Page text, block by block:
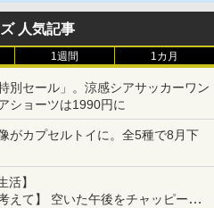
人気記事
1週間 1カ月
別セール」。涼感シアサッカーワン
ショーツは1990円に
がカプセルトイに。全5種で8月下
活】
えて】 空いた午後をチャッピーに